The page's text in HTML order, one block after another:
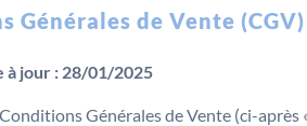
Générales de Vente (CGV)
à jour : 28/01/2025
Générales de Vente (ci-